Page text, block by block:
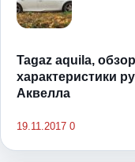
Tagaz aquila,
характеристики
Аквелла
19.11.2017 0